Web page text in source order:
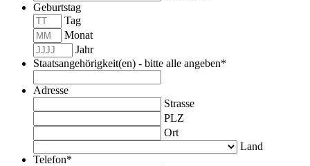
Geburtstag
Tag
Monat
Jahr
Staatsangehörigkeit(en) - bitte alle angeben*
Adresse
Strasse
PLZ
Ort
Land
Telefon*